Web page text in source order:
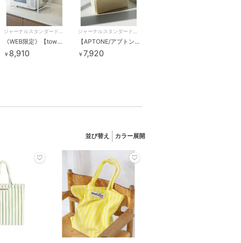
《WEB限定》【tower/タワー】伸縮レンジラック
￥ 8,910
【APTONE/アプトン】 MIX MATCH ティッシュケース
￥7,920
並び替え カラー展開